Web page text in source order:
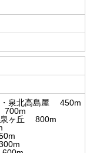
・泉北高島屋 450m
700m
泉ヶ丘 800m